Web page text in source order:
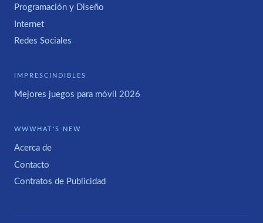
Programación y Diseño
Internet
Redes Sociales
IMPRESCINDIBLES
Mejores juegos para móvil 2026
WWWHAT'S NEW
Acerca de
Contacto
Contratos de Publicidad